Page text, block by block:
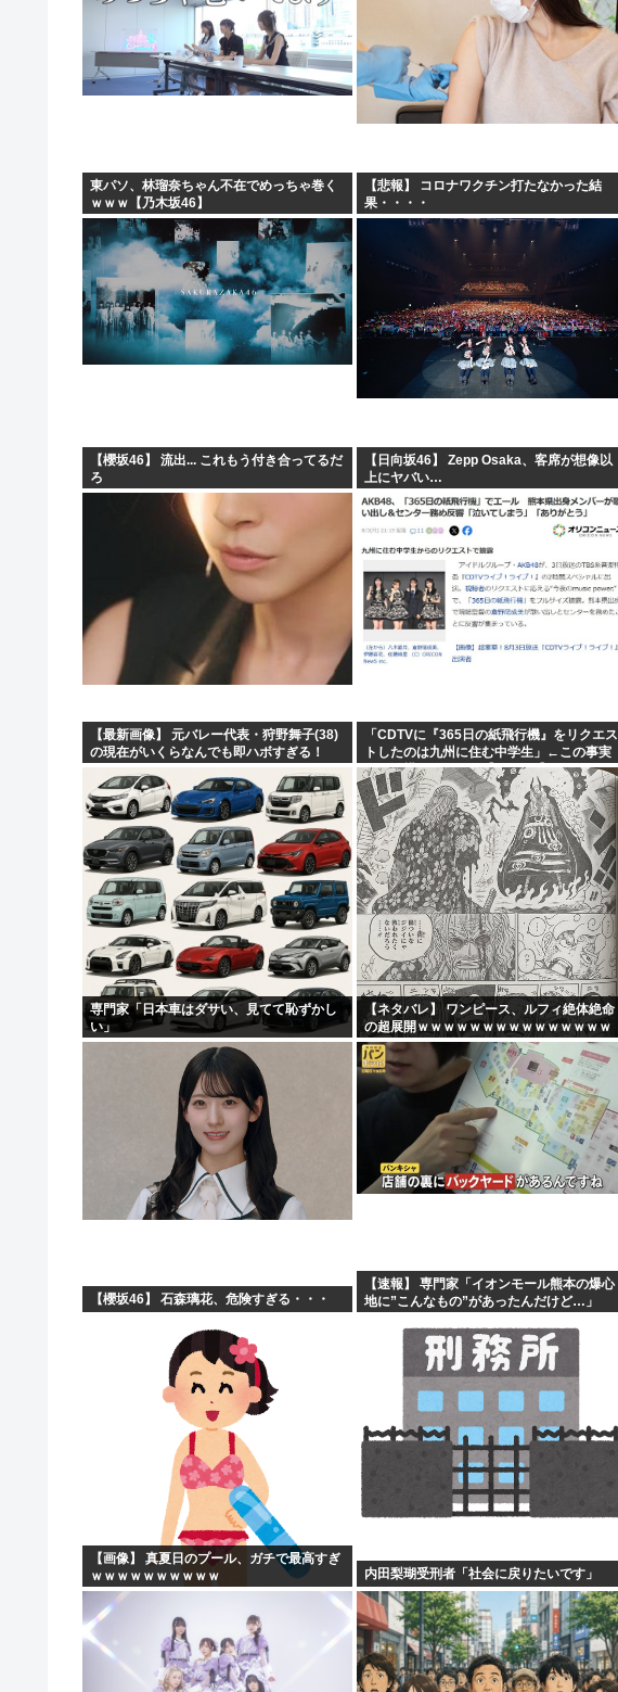
東パソ、林瑠奈ちゃん不在でめっちゃ巻く
ｗｗｗ【乃木坂46】
【悲報】 コロナワクチン打たなかった結
果・・・・
【櫻坂46】 流出... これもう付き合ってるだ
ろ
【日向坂46】 Zepp Osaka、客席が想像以
上にヤバい…
【最新画像】 元バレー代表・狩野舞子(38)
の現在がいくらなんでも即ハボすぎる！
「CDTVに『365日の紙飛行機』をリクエス
トしたのは九州に住む中学生」←この事実
って結構デカいよな【AKB48】
専門家「日本車はダサい、見てて恥ずかし
い」
【ネタバレ】 ワンピース、ルフィ絶体絶命
の超展開ｗｗｗｗｗｗｗｗｗｗｗｗｗｗｗ
ｗｗｗｗｗｗｗｗｗｗｗｗｗｗｗｗｗｗｗ
ｗｗｗｗｗｗｗｗｗｗｗ...
【櫻坂46】 石森璃花、危険すぎる・・・
【速報】 専門家「イオンモール熊本の爆心
地に”こんなもの”があったんだけど…」
【画像】 真夏日のプール、ガチで最高すぎ
ｗｗｗｗｗｗｗｗｗｗ
内田梨瑚受刑者「社会に戻りたいです」